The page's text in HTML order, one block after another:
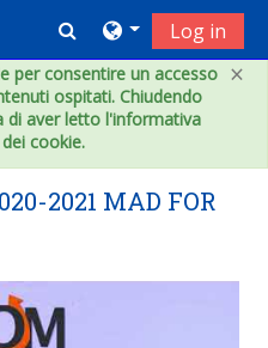
×
per consentire un accesso
ospitati. Chiudendo
di aver letto l'informativa
cookie.
Toggle search
Log in
2021 MAD FOR